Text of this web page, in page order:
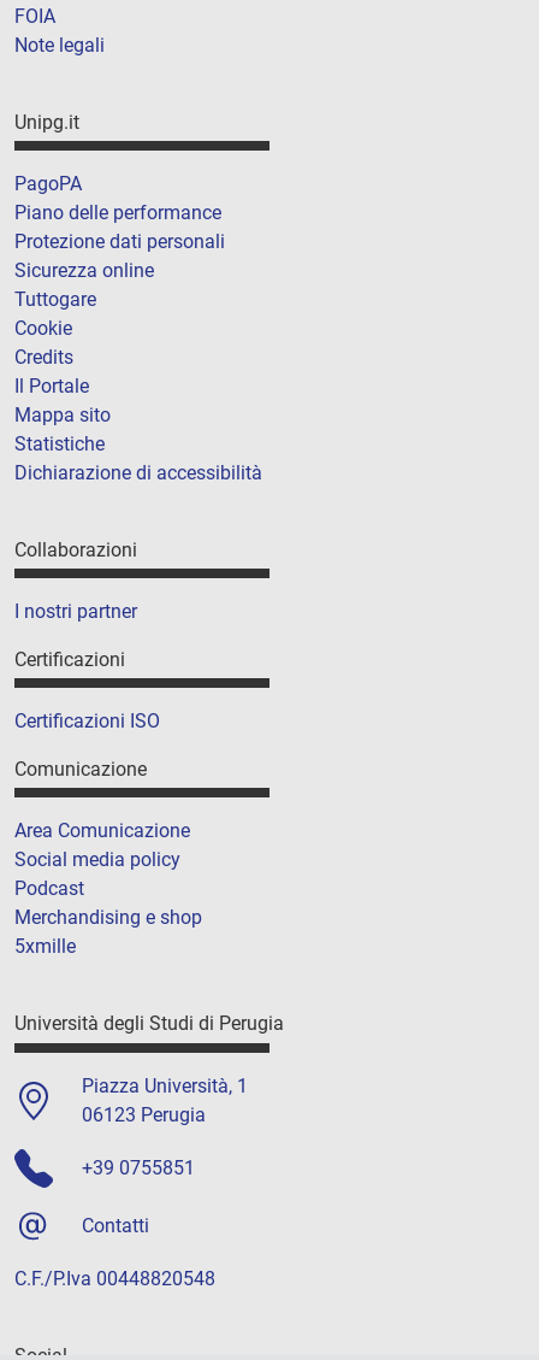
FOIA
Note legali
Unipg.it
PagoPA
Piano delle performance
Protezione dati personali
Sicurezza online
Tuttogare
Cookie
Credits
Il Portale
Mappa sito
Statistiche
Dichiarazione di accessibilità
Collaborazioni
I nostri partner
Certificazioni
Certificazioni ISO
Comunicazione
Area Comunicazione
Social media policy
Podcast
Merchandising e shop
5xmille
Università degli Studi di Perugia
Piazza Università, 1
06123 Perugia
+39 0755851
Contatti
C.F./P.Iva 00448820548
Social